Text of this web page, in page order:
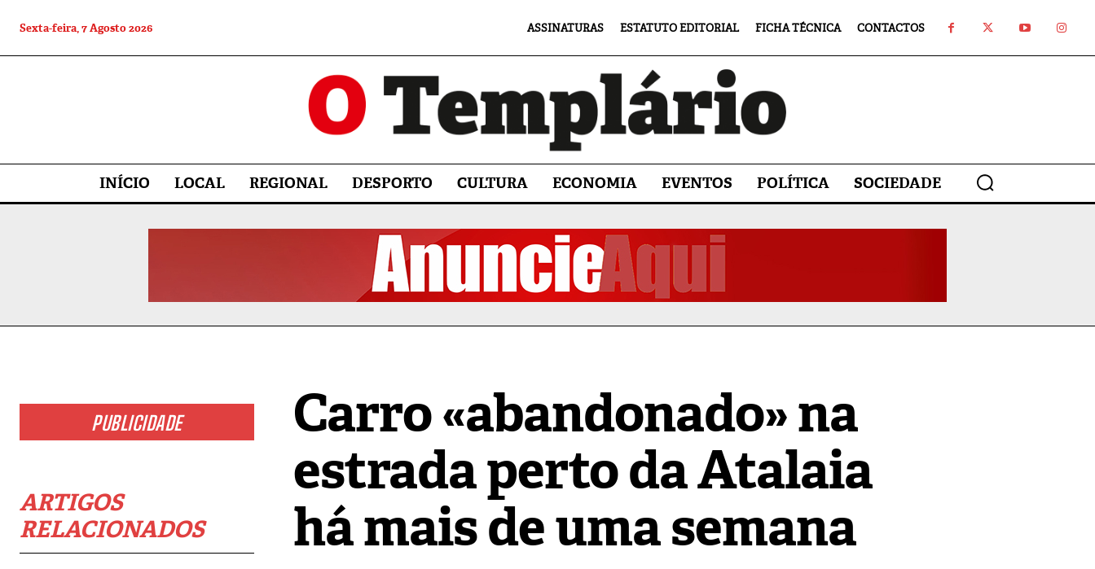
Sexta-feira, 7 Agosto 2026 ASSINATURAS ESTATUTO EDITORIAL FICHA TÉCNICA CONTACTOS
INÍCIO LOCAL REGIONAL DESPORTO CULTURA ECONOMIA EVENTOS POLÍTICA SOCIEDADE
PUBLICIDADE
ARTIGOS
RELACIONADOS
Carro «abandonado» na
estrada perto da Atalaia
há mais de uma semana